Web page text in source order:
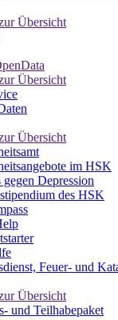
Übersicht
Übersicht
Übersicht
im HSK
Depression
des HSK
Feuer- und
Übersicht
und Teilhabepaket